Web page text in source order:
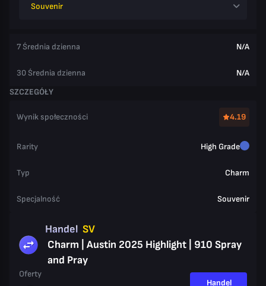
Souvenir
7 Średnia dzienna N/A
30 Średnia dzienna
N/A
SZCZEGÓŁY
Wynik społeczności 4.19
Rarity High Grade
Typ Charm
Specjalność Souvenir
Handel SV
Charm | Austin 2025 Highlight | 910 Spray
and Pray
Oferty
Handel